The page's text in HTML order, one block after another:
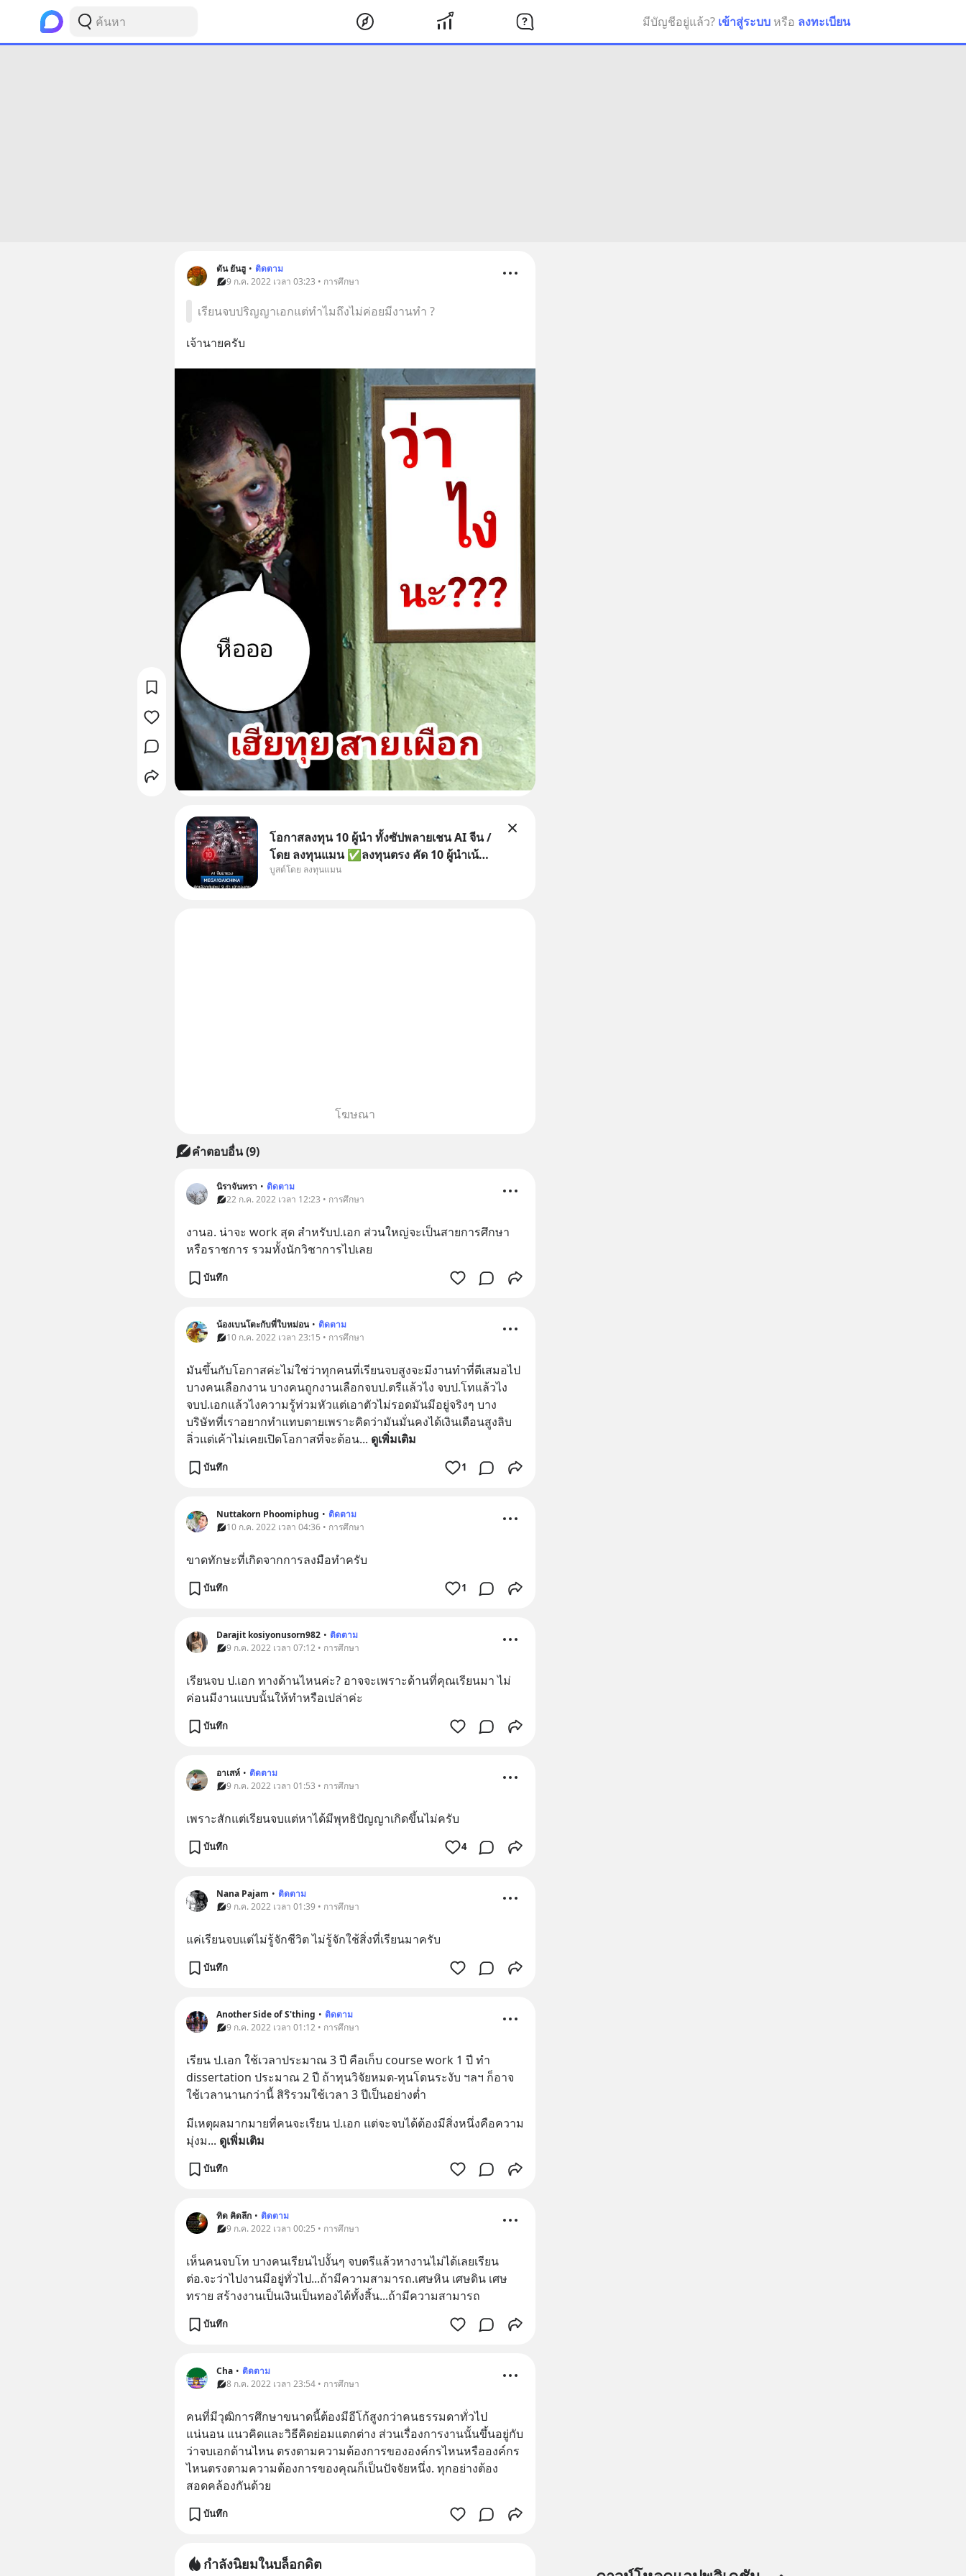
มีบัญชีอยู่แล้ว? เข้าสู่ระบบ หรือ ลงทะเบียน
ตัน ยันฮู • ติดตาม
9 ก.ค. 2022 เวลา 03:23 • การศึกษา
เรียนจบปริญญาเอกแต่ทำไมถึงไม่ค่อยมีงานทำ ?
เจ้านายครับ
โอกาสลงทุน 10 ผู้นำ ทั้งซัปพลายเชน AI จีน /
โดย ลงทุนแมน ✅ลงทุนตรง คัด 10 ผู้นำเน้น
ๆ ในธีม AI จีน ✅คัดเลือกหุ้นใหม่ 9 ตัว เข้า
บูสต์โดย ลงทุนแมน
โฆษณา
คำตอบอื่น(9)
นิราจันทรา • ติดตาม
22 ก.ค. 2022 เวลา 12:23 • การศึกษา
งานอ. น่าจะ work สุด สำหรับป.เอก ส่วนใหญ่จะเป็นสายการศึกษา
หรือราชการ รวมทั้งนักวิชาการไปเลย
บันทึก
น้องเบนโตะกับพี่ใบหม่อน • ติดตาม
10 ก.ค. 2022 เวลา 23:15 • การศึกษา
มันขึ้นกับโอกาสค่ะไม่ใช่ว่าทุกคนที่เรียนจบสูงจะมีงานทำที่ดีเสมอไป
บางคนเลือกงาน บางคนถูกงานเลือกจบป.ตรีแล้วไง จบป.โทแล้วไง
จบป.เอกแล้วไงความรู้ท่วมหัวแต่เอาตัวไม่รอดมันมีอยู่จริงๆ บาง
บริษัทที่เราอยากทำแทบตายเพราะคิดว่ามันมั่นคงได้เงินเดือนสูงลิบ
ลิ่วแต่เค้าไม่เคยเปิดโอกาสที่จะต้อน... ดูเพิ่มเติม
บันทึก 1
Nuttakorn Phoomiphug • ติดตาม
10 ก.ค. 2022 เวลา 04:36 • การศึกษา
ขาดทักษะที่เกิดจากการลงมือทำครับ
บันทึก 1
Darajit kosiyonusorn982 • ติดตาม
9 ก.ค. 2022 เวลา 07:12 • การศึกษา
เรียนจบ ป.เอก ทางด้านไหนค่ะ? อาจจะเพราะด้านที่คุณเรียนมา ไม่
ค่อนมีงานแบบนั้นให้ทำหรือเปล่าค่ะ
บันทึก
อาเสห์ • ติดตาม
9 ก.ค. 2022 เวลา 01:53 • การศึกษา
เพราะสักแต่เรียนจบแต่หาได้มีพุทธิปัญญาเกิดขึ้นไม่ครับ
บันทึก 4
Nana Pajam • ติดตาม
9 ก.ค. 2022 เวลา 01:39 • การศึกษา
แค่เรียนจบแต่ไม่รู้จักชีวิต​ ไม่รู้จักใช้สิ่งที่เรียนมาครับ
บันทึก
Another Side of S'thing • ติดตาม
9 ก.ค. 2022 เวลา 01:12 • การศึกษา
เรียน ป.เอก ใช้เวลาประมาณ 3 ปี คือเก็บ course work 1 ปี ทำ
dissertation ประมาณ 2 ปี ถ้าทุนวิจัยหมด-ทุนโดนระงับ ฯลฯ ก็อาจ
ใช้เวลานานกว่านี้ สิริรวมใช้เวลา 3 ปีเป็นอย่างต่ำ
มีเหตุผลมากมายที่คนจะเรียน ป.เอก แต่จะจบได้ต้องมีสิ่งหนึ่งคือความ
มุ่งม... ดูเพิ่มเติม
บันทึก
ทิด คิดลึก • ติดตาม
9 ก.ค. 2022 เวลา 00:25 • การศึกษา
เห็นคนจบโท บางคนเรียนไปงั้นๆ จบตรีแล้วหางานไม่ได้เลยเรียน
ต่อ.จะว่าไปงานมีอยู่ทั่วไป...ถ้ามีความสามารถ.เศษหิน เศษดิน เศษ
ทราย สร้างงานเป็นเงินเป็นทองได้ทั้งสิ้น...ถ้ามีความสามารถ
บันทึก
Cha • ติดตาม
8 ก.ค. 2022 เวลา 23:54 • การศึกษา
คนที่มีวุฒิการศึกษาขนาดนี้ต้องมีอีโก้สูงกว่าคนธรรมดาทั่วไป
แน่นอน แนวคิดและวิธีคิดย่อมแตกต่าง ส่วนเรื่องการงานนั้นขึ้นอยู่กับ
ว่าจบเอกด้านไหน ตรงตามความต้องการขององค์กรไหนหรือองค์กร
ไหนตรงตามความต้องการของคุณก็เป็นปัจจัยหนึ่ง. ทุกอย่างต้อง
สอดคล้องกันด้วย
บันทึก
กำลังนิยมในบล็อกดิต